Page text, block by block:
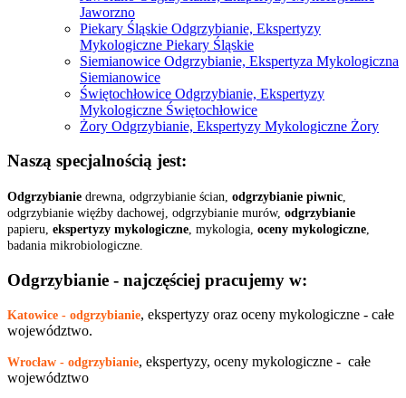
Jaworzno
Piekary Śląskie Odgrzybianie, Ekspertyzy
Mykologiczne Piekary Śląskie
Siemianowice Odgrzybianie, Ekspertyza Mykologiczna
Siemianowice
Świętochłowice Odgrzybianie, Ekspertyzy
Mykologiczne Świętochłowice
Żory Odgrzybianie, Ekspertyzy Mykologiczne Żory
Naszą specjalnością jest:
Odgrzybianie drewna, odgrzybianie ścian, odgrzybianie piwnic,
odgrzybianie więźby dachowej, odgrzybianie murów, odgrzybianie
papieru, ekspertyzy mykologiczne, mykologia, oceny mykologiczne,
badania mikrobiologiczne.
Odgrzybianie - najczęściej pracujemy w:
Katowice - odgrzybianie, ekspertyzy oraz oceny mykologiczne - całe
województwo.
Wrocław - odgrzybianie, ekspertyzy, oceny mykologiczne - całe
województwo